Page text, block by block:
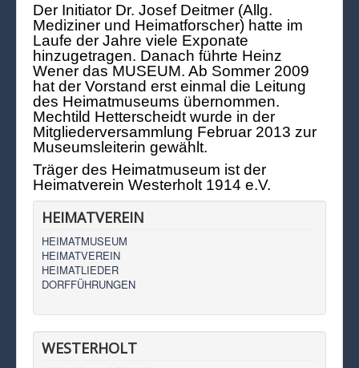
Der Initiator Dr. Josef Deitmer (Allg.
Mediziner und Heimatforscher) hatte im
Laufe der Jahre viele Exponate
hinzugetragen. Danach führte Heinz
Wener das MUSEUM. Ab Sommer 2009
hat der Vorstand erst einmal die Leitung
des Heimatmuseums übernommen.
Mechtild Hetterscheidt wurde in der
Mitgliederversammlung Februar 2013 zur
Museumsleiterin gewählt.
Träger des Heimatmuseum ist der
Heimatverein Westerholt 1914 e.V.
HEIMATVEREIN
HEIMATMUSEUM
HEIMATVEREIN
HEIMATLIEDER
DORFFÜHRUNGEN
WESTERHOLT